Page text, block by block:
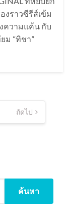
งราวซีรีส์เข้ม
ความแค้น กับ
ม “ทิชา”
ถัดไป